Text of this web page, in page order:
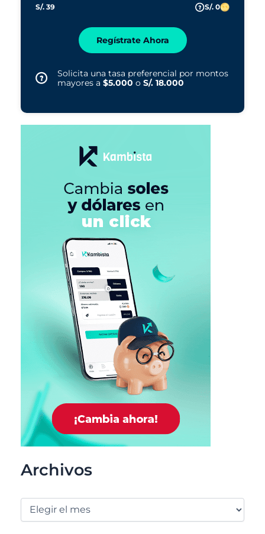
S/. 39
S/. 0
Regístrate Ahora
Solicita una tasa preferencial por montos
mayores a $5.000 o S/. 18.000
Archivos